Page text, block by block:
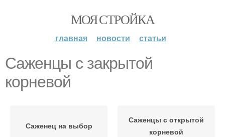
МОЯ СТРОЙКА
главная новости статьи
Саженцы с закрытой
корневой
Саженец на выбор
Саженцы с открытой
корневой